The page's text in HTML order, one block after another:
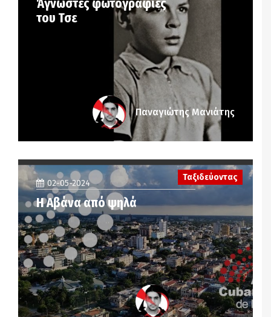
Άγνωστες φωτογραφίες
του Τσε
Παναγιώτης Μανιάτης
Ταξιδεύοντας
02-05-2024
Η Αβάνα από ψηλά